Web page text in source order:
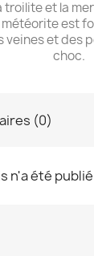
troilite et la
météorite est
veines et des
choc.
(0)
n'a été